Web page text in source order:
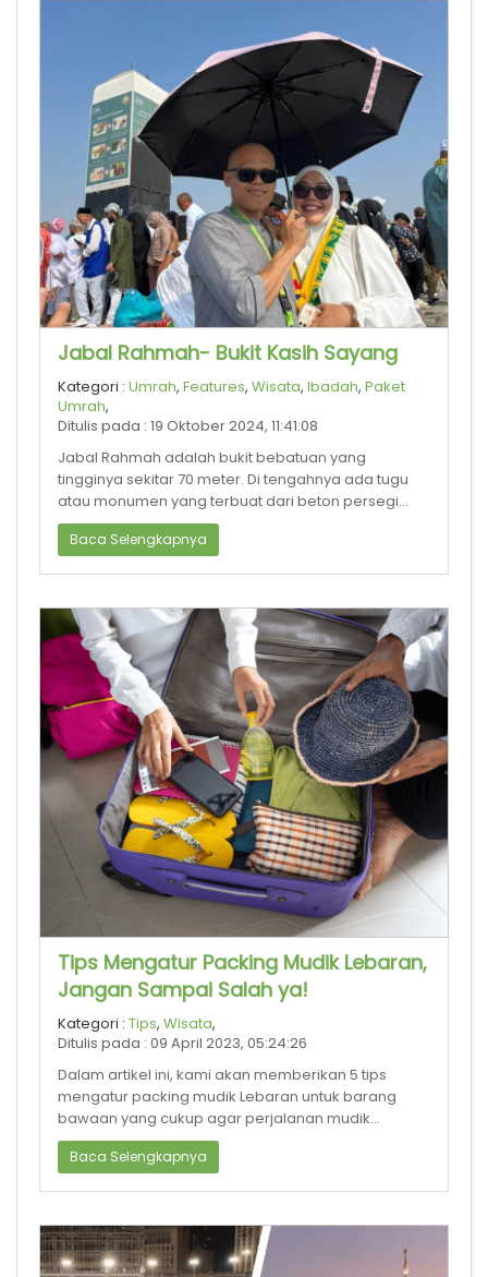
Jabal Rahmah- Bukit Kasih Sayang
Kategori : Umrah, Features, Wisata, Ibadah, Paket
Umrah,
Ditulis pada : 19 Oktober 2024, 11:41:08
Jabal Rahmah adalah bukit bebatuan yang
tingginya sekitar 70 meter. Di tengahnya ada tugu
atau monumen yang terbuat dari beton persegi
empat berwarna putih. Lebarnya 1,8 meter
Baca Selengkapnya
Tips Mengatur Packing Mudik Lebaran,
Jangan Sampai Salah ya!
Kategori : Tips, Wisata,
Ditulis pada : 09 April 2023, 05:24:26
Dalam artikel ini, kami akan memberikan 5 tips
mengatur packing mudik Lebaran untuk barang
bawaan yang cukup agar perjalanan mudik
menjadi lebih nyaman dan lancar.
Baca Selengkapnya